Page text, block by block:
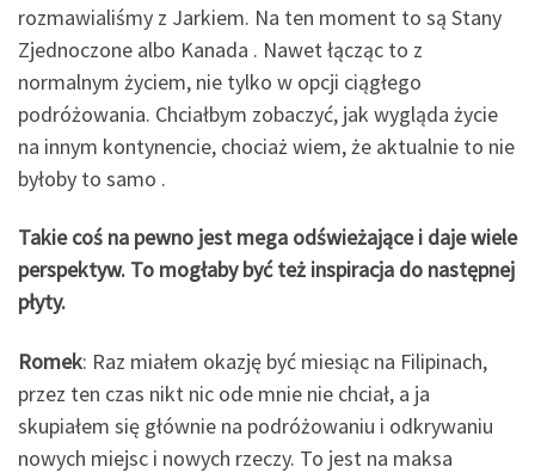
rozmawialiśmy z Jarkiem. Na ten moment to są Stany
Zjednoczone albo Kanada . Nawet łącząc to z
normalnym życiem, nie tylko w opcji ciągłego
podróżowania. Chciałbym zobaczyć, jak wygląda życie
na innym kontynencie, chociaż wiem, że aktualnie to nie
byłoby to samo .
Takie coś na pewno jest mega odświeżające i daje wiele
perspektyw. To mogłaby być też inspiracja do następnej
płyty.
Romek: Raz miałem okazję być miesiąc na Filipinach,
przez ten czas nikt nic ode mnie nie chciał, a ja
skupiałem się głównie na podróżowaniu i odkrywaniu
nowych miejsc i nowych rzeczy. To jest na maksa